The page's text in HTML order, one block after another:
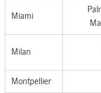
Miami
Milan
Montpellier